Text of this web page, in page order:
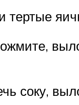
соку,